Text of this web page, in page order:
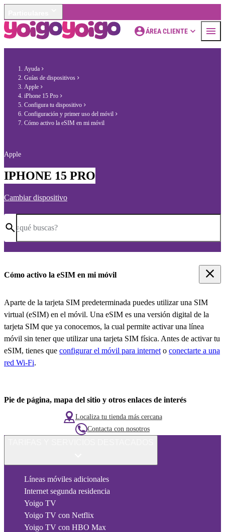
ÁREA CLIENTE
Ayuda
Guías de dispositivos
Apple
iPhone 15 Pro
Configura tu dispositivo
Configuración y primer uso del móvil
Cómo activo la eSIM en mi móvil
Apple
IPHONE 15 PRO
Cambiar dispositivo
¿qué buscas?
Cómo activo la eSIM en mi móvil
Aparte de la tarjeta SIM predeterminada puedes utilizar una SIM
virtual (eSIM) en el móvil. Una eSIM es una versión digital de la
tarjeta SIM que ya conocemos, la cual permite activar una línea
móvil sin tener que utilizar una tarjeta SIM física. Antes de activar tu
eSIM, tienes que configurar el móvil para internet o conectarte a una
red Wi-Fi.
Pie de página, mapa del sitio y otros enlaces de interés
Localiza tu tienda más cercana
Contacta con nosotros
Líneas móviles adicionales
Internet segunda residencia
Yoigo TV
Yoigo TV con Netflix
Yoigo TV con HBO Max